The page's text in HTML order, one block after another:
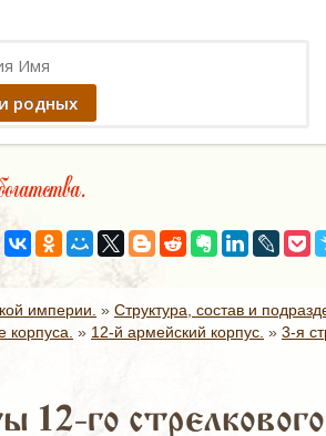
родных
империи. » Структура, состав и
корпуса. » 12-й армейский корпус. » 3-я
12-го